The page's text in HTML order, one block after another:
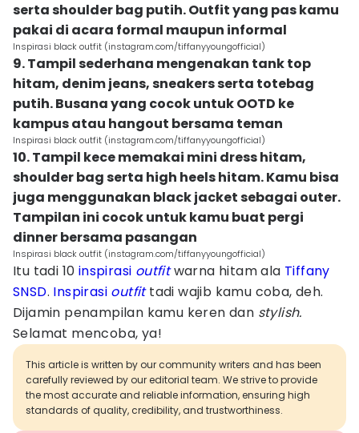
serta shoulder bag putih. Outfit yang pas kamu
pakai di acara formal maupun informal
Inspirasi black outfit (instagram.com/tiffanyyoungofficial)
9. Tampil sederhana mengenakan tank top
hitam, denim jeans, sneakers serta totebag
putih. Busana yang cocok untuk OOTD ke
kampus atau hangout bersama teman
Inspirasi black outfit (instagram.com/tiffanyyoungofficial)
10. Tampil kece memakai mini dress hitam,
shoulder bag serta high heels hitam. Kamu bisa
juga menggunakan black jacket sebagai outer.
Tampilan ini cocok untuk kamu buat pergi
dinner bersama pasangan
Inspirasi black outfit (instagram.com/tiffanyyoungofficial)
Itu tadi 10 inspirasi outfitwarna hitam ala Tiffany
SNSD. Inspirasi outfittadi wajib kamu coba, deh.
Dijamin penampilan kamu keren dan stylish.
Selamat mencoba, ya!
This article is written by our community writers and has been
carefully reviewed by our editorial team. We strive to provide
the most accurate and reliable information, ensuring high
standards of quality, credibility, and trustworthiness.